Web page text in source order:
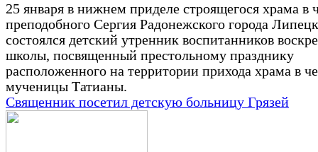
25 января в нижнем приделе строящегося храма в
преподобного Сергия Радонежского города
состоялся детский утренник воспитанников
школы, посвященный престольному празднику
расположенного на территории прихода храма в
мученицы Татианы.
Священник посетил детскую больницу Грязей